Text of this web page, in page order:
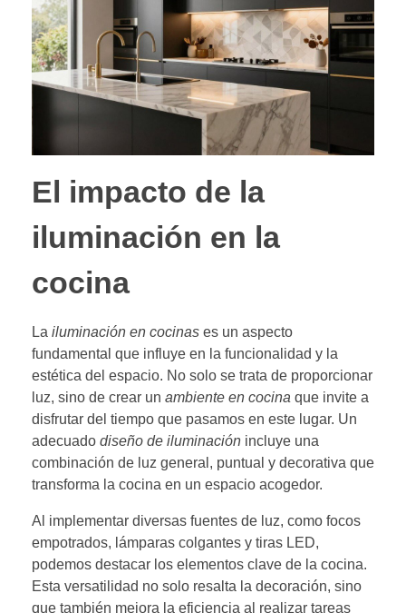
El impacto de la
iluminación en la
cocina
La iluminación en cocinas es un aspecto
fundamental que influye en la funcionalidad y la
estética del espacio. No solo se trata de proporcionar
luz, sino de crear un ambiente en cocina que invite a
disfrutar del tiempo que pasamos en este lugar. Un
adecuado diseño de iluminación incluye una
combinación de luz general, puntual y decorativa que
transforma la cocina en un espacio acogedor.
Al implementar diversas fuentes de luz, como focos
empotrados, lámparas colgantes y tiras LED,
podemos destacar los elementos clave de la cocina.
Esta versatilidad no solo resalta la decoración, sino
que también mejora la eficiencia al realizar tareas